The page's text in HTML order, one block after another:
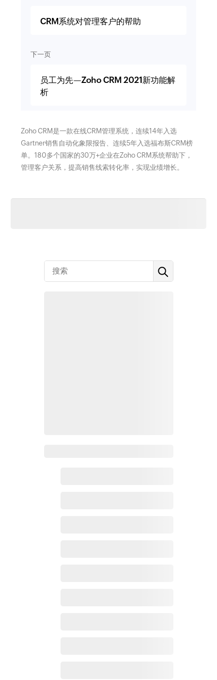
CRM系统对管理客户的帮助
下一页
员工为先—Zoho CRM 2021新功能解
析
Zoho CRM是一款在线CRM管理系统，连续14年入选
Gartner销售自动化象限报告、连续5年入选福布斯CRM榜
单。180多个国家的30万+企业在Zoho CRM系统帮助下，
管理客户关系，提高销售线索转化率，实现业绩增长。